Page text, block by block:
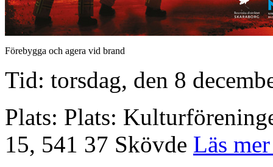
Förebygga och agera vid brand
Tid: torsdag, den 8
Plats: Plats:
15, 541 37 Skövde Läs